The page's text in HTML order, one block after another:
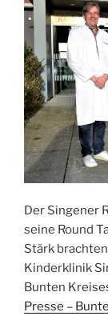
Der Singener
seine Round
Stärk
Kinderklinik
Bunten
Presse –